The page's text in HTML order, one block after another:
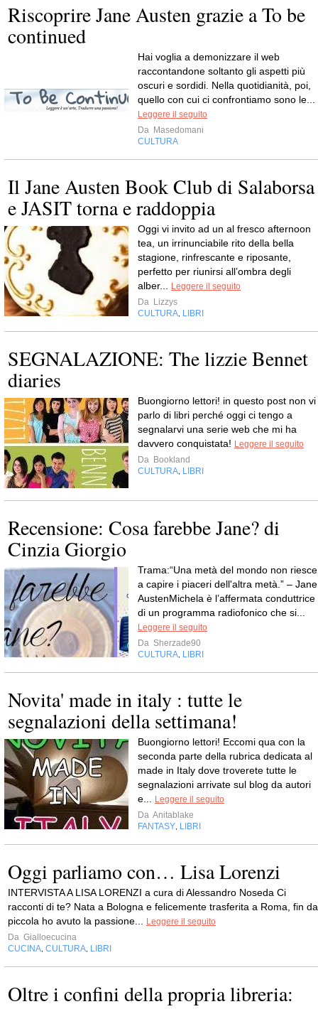
Riscoprire Jane Austen grazie a To be
continued
Hai voglia a demonizzare il web
raccontandone soltanto gli aspetti più
oscuri e sordidi. Nella quotidianità, poi,
quello con cui ci confrontiamo sono le...
Leggere il seguito
Da Masedomani
CULTURA
Il Jane Austen Book Club di Salaborsa
e JASIT torna e raddoppia
Oggi vi invito ad un al fresco afternoon
tea, un irrinunciabile rito della bella
stagione, rinfrescante e riposante,
perfetto per riunirsi all’ombra degli
alber...
Leggere il seguito
Da Lizzys
CULTURA LIBRI
SEGNALAZIONE: The lizzie Bennet
diaries
Buongiorno lettori! in questo post non vi
parlo di libri perché oggi ci tengo a
segnalarvi una serie web che mi ha
davvero conquistata! Leggere il seguito
Da Bookland
CULTURA LIBRI
Recensione: Cosa farebbe Jane? di
Cinzia Giorgio
Trama:“Una metà del mondo non riesce
a capire i piaceri dell'altra metà.” – Jane
AustenMichela è l’affermata conduttrice
di un programma radiofonico che si...
Leggere il seguito
Da Sherzade90
CULTURA LIBRI
Novita' made in italy : tutte le
segnalazioni della settimana!
Buongiorno lettori! Eccomi qua con la
seconda parte della rubrica dedicata al
made in Italy dove troverete tutte le
segnalazioni arrivate sul blog da autori
e...
Leggere il seguito
Da Anitablake
FANTASY LIBRI
Oggi parliamo con… Lisa Lorenzi
INTERVISTA A LISA LORENZI a cura di Alessandro Noseda Ci
racconti di te? Nata a Bologna e felicemente trasferita a Roma, fin da
piccola ho avuto la passione...
Leggere il seguito
Da Gialloecucina
CUCINA CULTURA LIBRI
Oltre i confini della propria libreria: